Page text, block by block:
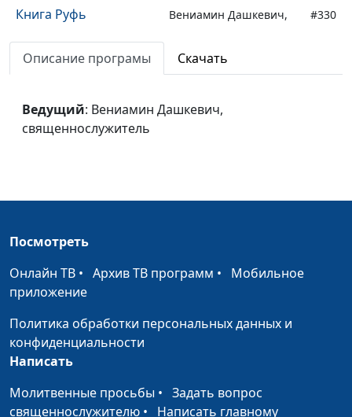
Книга Руфь
Вениамин Дашкевич,
#330
Книга Судей
Вениамин Дашкевич,
Книга Иисуса Навина
Вениамин Дашкевич,
Книга Левит
Вениамин Дашкевич,
Книга Исход
Вениамин Дашкевич,
Книга Бытие
священнослужитель
Описание програмы Скачать
Ведущий: Вениамин Дашкевич,
священнослужитель
Посмотреть
Онлайн ТВ • Архив ТВ программ • Мобильное
приложение
Политика обработки персональных данных и
конфиденциальности
Написать
Молитвенные просьбы • Задать вопрос
священнослужителю • Написать главному